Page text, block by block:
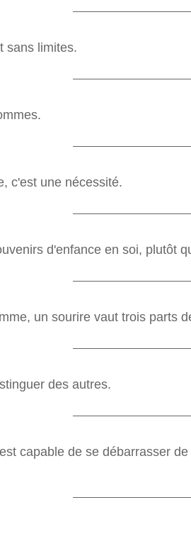
sans limites.
c'est une nécessité.
d'enfance en soi, plutôt
un sourire vaut trois parts
des autres.
capable de se débarrasser